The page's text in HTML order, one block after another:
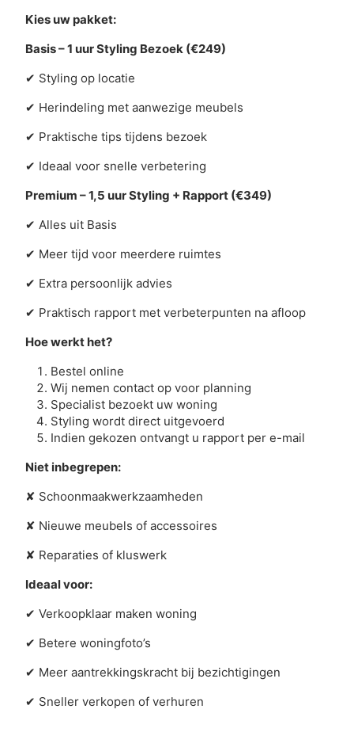
Kies uw pakket:
Basis – 1 uur Styling Bezoek (€249)
✔ Styling op locatie
✔ Herindeling met aanwezige meubels
✔ Praktische tips tijdens bezoek
✔ Ideaal voor snelle verbetering
Premium – 1,5 uur Styling + Rapport (€349)
✔ Alles uit Basis
✔ Meer tijd voor meerdere ruimtes
✔ Extra persoonlijk advies
✔ Praktisch rapport met verbeterpunten na afloop
Hoe werkt het?
Bestel online
Wij nemen contact op voor planning
Specialist bezoekt uw woning
Styling wordt direct uitgevoerd
Indien gekozen ontvangt u rapport per e-mail
Niet inbegrepen:
✘ Schoonmaakwerkzaamheden
✘ Nieuwe meubels of accessoires
✘ Reparaties of kluswerk
Ideaal voor:
✔ Verkoopklaar maken woning
✔ Betere woningfoto’s
✔ Meer aantrekkingskracht bij bezichtigingen
✔ Sneller verkopen of verhuren